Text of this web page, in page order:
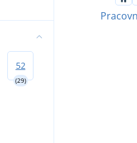
52
(29)